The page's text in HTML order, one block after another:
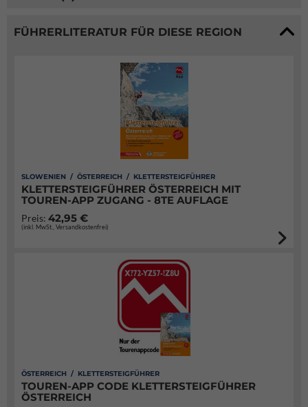
FÜHRERLITERATUR FÜR DIESE REGION
SLOWENIEN / ÖSTERREICH / KLETTERSTEIGFÜHRER
KLETTERSTEIGFÜHRER ÖSTERREICH MIT
TOUREN-APP ZUGANG - 8TE AUFLAGE
Preis: 42,95 €
(inkl. MwSt., Versandkostenfrei)
ÖSTERREICH / KLETTERSTEIGFÜHRER
TOUREN-APP CODE KLETTERSTEIGFÜHRER
ÖSTERREICH